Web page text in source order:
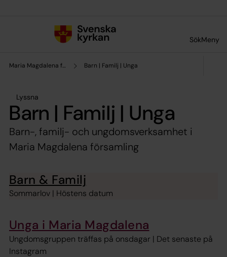
SökMeny
Maria Magdalena församling Barn | Familj | Unga
Lyssna
Barn | Familj | Unga
Barn-, familj- och ungdomsverksamhet i
Maria Magdalena församling
Barn & Familj
Sommarlov | Höstens datum
Unga i Maria Magdalena
Ungdomsgruppen träffas på onsdagar | Det senaste på
Instagram